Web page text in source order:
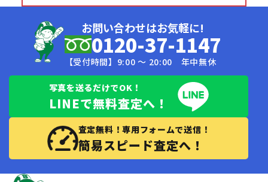
お問い合わせはお気軽に!
0120-37-1147
【受付時間】9:00 〜 20:00 年中無休
写真を送るだけでOK！
LINEで無料査定へ！
査定無料！専用フォームで送信！
簡易スピード査定へ！